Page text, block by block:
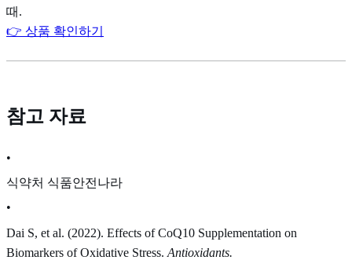
때.
👉 상품 확인하기
참고 자료
•
식약처 식품안전나라
•
Dai S, et al. (2022). Effects of CoQ10 Supplementation on
Biomarkers of Oxidative Stress. Antioxidants.